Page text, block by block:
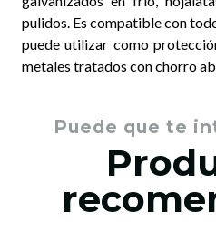
pulidos. Es compatible con
puede utilizar como
metales tratados con chorro
Puede que te